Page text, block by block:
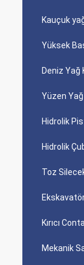
Kauçuk
Yüksek
Deniz Yağ
Yüzen
Hidrolik
Hidrolik
Toz
Kırıcı
Mekanik